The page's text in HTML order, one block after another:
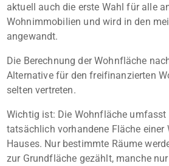
aktuell auch die erste Wahl für alle
Wohnimmobilien und wird in den
angewandt.
Die Berechnung der Wohnfläche
Alternative für den freifinanzierten
selten vertreten.
Wichtig ist: Die Wohnfläche
tatsächlich vorhandene Fläche einer
Hauses. Nur bestimmte Räume
zur Grundfläche gezählt, manche